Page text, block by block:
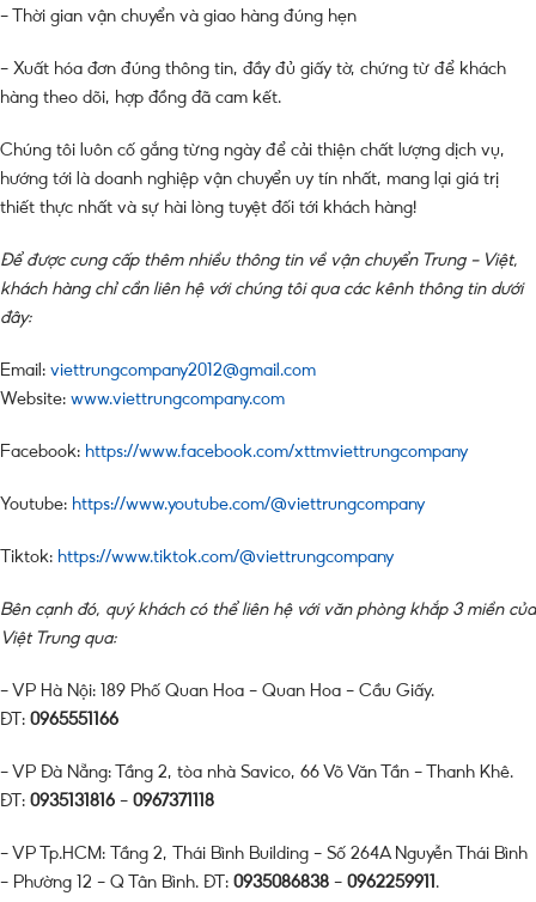
– Thời gian vận chuyển và giao hàng đúng hẹn
– Xuất hóa đơn đúng thông tin, đầy đủ giấy tờ, chứng từ để khách
hàng theo dõi, hợp đồng đã cam kết.
Chúng tôi luôn cố gắng từng ngày để cải thiện chất lượng dịch vụ,
hướng tới là doanh nghiệp vận chuyển uy tín nhất, mang lại giá trị
thiết thực nhất và sự hài lòng tuyệt đối tới khách hàng!
Để được cung cấp thêm nhiều thông tin về vận chuyển Trung – Việt,
khách hàng chỉ cần liên hệ với chúng tôi qua các kênh thông tin dưới
đây:
Email: viettrungcompany2012@gmail.com
Website: www.viettrungcompany.com
Facebook: https://www.facebook.com/xttmviettrungcompany
Youtube: https://www.youtube.com/@viettrungcompany
Tiktok: https://www.tiktok.com/@viettrungcompany
Bên cạnh đó, quý khách có thể liên hệ với văn phòng khắp 3 miền của
Việt Trung qua:
– VP Hà Nội: 189 Phố Quan Hoa – Quan Hoa – Cầu Giấy.
ĐT: 0965551166
– VP Đà Nẵng: Tầng 2, tòa nhà Savico, 66 Võ Văn Tần – Thanh Khê.
ĐT: 0935131816 – 0967371118
– VP Tp.HCM: Tầng 2, Thái Bình Building – Số 264A Nguyễn Thái Bình
– Phường 12 – Q Tân Bình. ĐT: 0935086838 – 0962259911